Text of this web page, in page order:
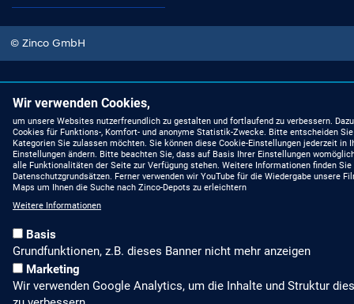
© Zinco GmbH
Wir verwenden Cookies,
um unsere Websites nutzerfreundlich zu gestalten und fortlaufend zu verbessern.
Cookies für Funktions-, Komfort- und anonyme Statistik-Zwecke. Bitte entscheiden
Kategorien Sie zulassen möchten. Sie können diese Cookie-Einstellungen jederzeit in
Einstellungen ändern. Bitte beachten Sie, dass auf Basis Ihrer Einstellungen
alle Funktionalitäten der Seite zur Verfügung stehen. Weitere Informationen finden Sie
Datenschutzgrundsätzen. Ferner verwenden wir YouTube für die Wiedergabe unsere
Maps um Ihnen die Suche nach Zinco-Depots zu erleichtern
Weitere Informationen
Basis
Grundfunktionen, z.B. dieses Banner nicht mehr anzeigen
Marketing
Wir verwenden Google Analytics, um die Inhalte und Struktur